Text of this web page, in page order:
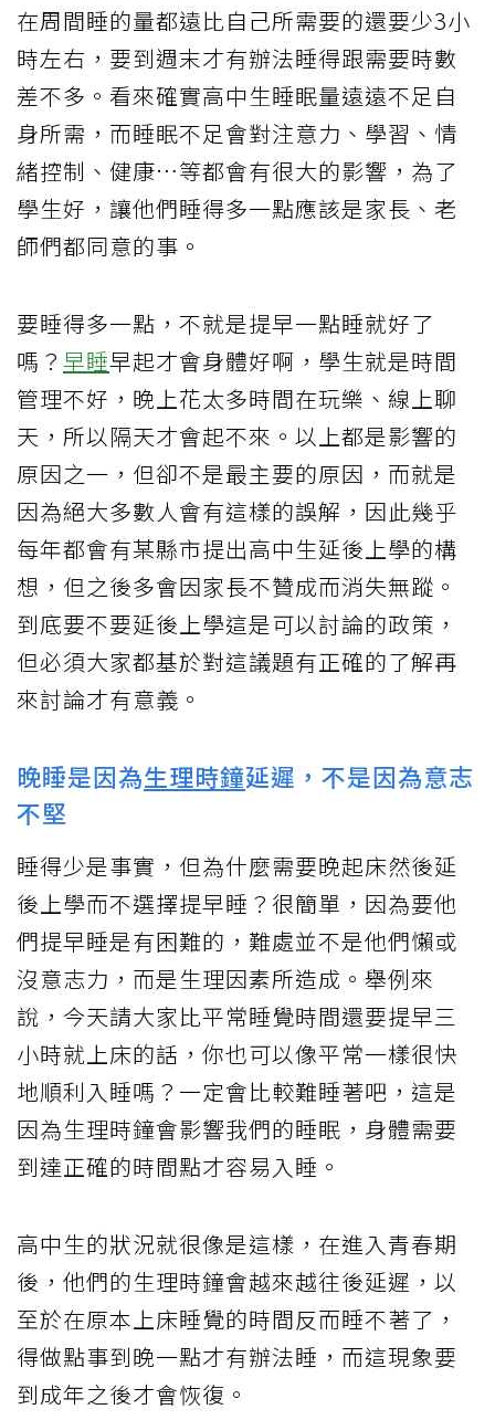
在周間睡的量都遠比自己所需要的還要少3小
時左右，要到週末才有辦法睡得跟需要時數
差不多。看來確實高中生睡眠量遠遠不足自
身所需，而睡眠不足會對注意力、學習、情
緒控制、健康…等都會有很大的影響，為了
學生好，讓他們睡得多一點應該是家長、老
師們都同意的事。
要睡得多一點，不就是提早一點睡就好了
嗎？ 早睡早起才會身體好啊，學生就是時間
管理不好，晚上花太多時間在玩樂、線上聊
天，所以隔天才會起不來。以上都是影響的
原因之一，但卻不是最主要的原因，而就是
因為絕大多數人會有這樣的誤解，因此幾乎
每年都會有某縣市提出高中生延後上學的構
想，但之後多會因家長不贊成而消失無蹤。
到底要不要延後上學這是可以討論的政策，
但必須大家都基於對這議題有正確的了解再
來討論才有意義。
晚睡是因為生理時鐘延遲，不是因為意志
不堅
睡得少是事實，但為什麼需要晚起床然後延
後上學而不選擇提早睡？很簡單，因為要他
們提早睡是有困難的，難處並不是他們懶或
沒意志力，而是生理因素所造成。舉例來
說，今天請大家比平常睡覺時間還要提早三
小時就上床的話，你也可以像平常一樣很快
地順利入睡嗎？一定會比較難睡著吧，這是
因為生理時鐘會影響我們的睡眠，身體需要
到達正確的時間點才容易入睡。
高中生的狀況就很像是這樣，在進入青春期
後，他們的生理時鐘會越來越往後延遲，以
至於在原本上床睡覺的時間反而睡不著了，
得做點事到晚一點才有辦法睡，而這現象要
到成年之後才會恢復。